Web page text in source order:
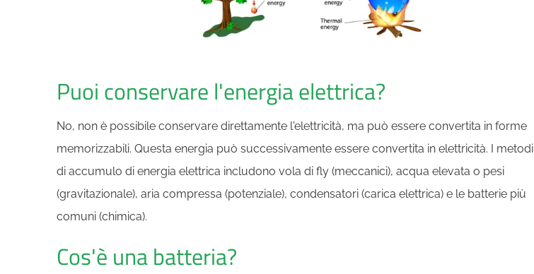
Puoi conservare l'energia elettrica?
No, non è possibile conservare direttamente l'elettricità, ma può essere convertita in forme
memorizzabili. Questa energia può successivamente essere convertita in elettricità. I metodi
di accumulo di energia elettrica includono vola di fly (meccanici), acqua elevata o pesi
(gravitazionale), aria compressa (potenziale), condensatori (carica elettrica) e le batterie più
comuni (chimica).
Cos'è una batteria?